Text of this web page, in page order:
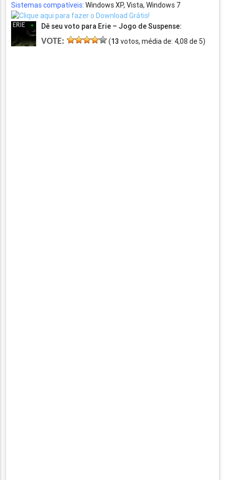
Sistemas compatíveis: Windows XP, Vista, Windows 7
Dê seu voto para Erie – Jogo de Suspense:
VOTE: (13 votos, média de: 4,08 de 5)